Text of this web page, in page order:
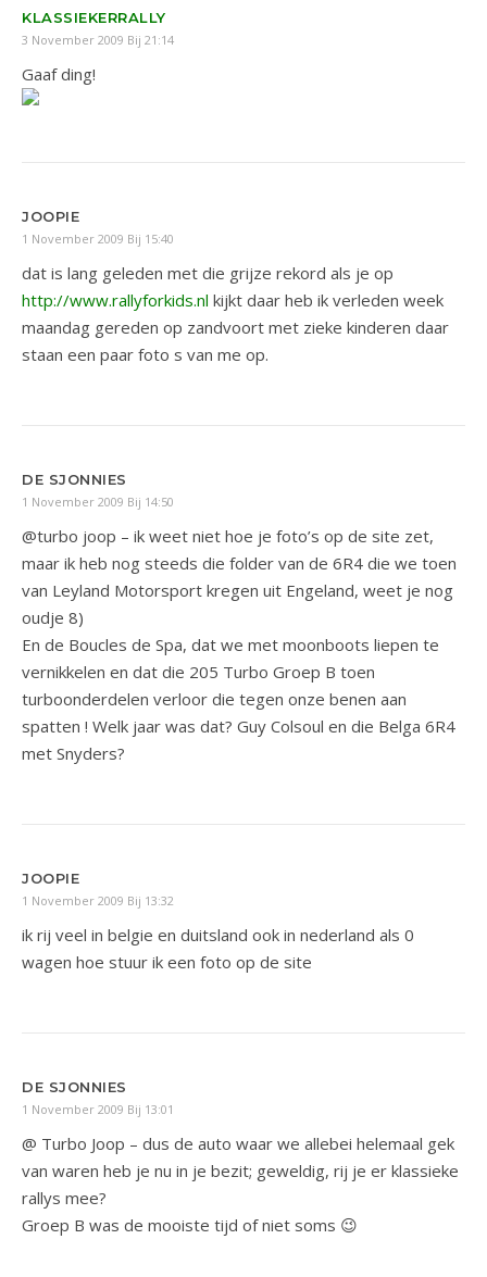
KLASSIEKERRALLY
3 November 2009 Bij 21:14
Gaaf ding!
JOOPIE
1 November 2009 Bij 15:40
dat is lang geleden met die grijze rekord als je op
http://www.rallyforkids.nl kijkt daar heb ik verleden week
maandag gereden op zandvoort met zieke kinderen daar
staan een paar foto s van me op.
DE SJONNIES
1 November 2009 Bij 14:50
@turbo joop – ik weet niet hoe je foto’s op de site zet,
maar ik heb nog steeds die folder van de 6R4 die we toen
van Leyland Motorsport kregen uit Engeland, weet je nog
oudje 8)
En de Boucles de Spa, dat we met moonboots liepen te
vernikkelen en dat die 205 Turbo Groep B toen
turboonderdelen verloor die tegen onze benen aan
spatten ! Welk jaar was dat? Guy Colsoul en die Belga 6R4
met Snyders?
JOOPIE
1 November 2009 Bij 13:32
ik rij veel in belgie en duitsland ook in nederland als 0
wagen hoe stuur ik een foto op de site
DE SJONNIES
1 November 2009 Bij 13:01
@ Turbo Joop – dus de auto waar we allebei helemaal gek
van waren heb je nu in je bezit; geweldig, rij je er klassieke
rallys mee?
Groep B was de mooiste tijd of niet soms 😉